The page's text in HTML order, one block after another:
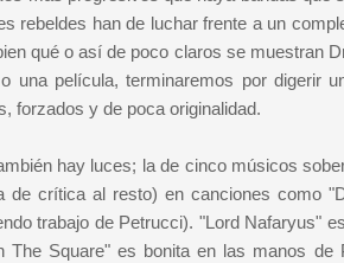
rebeldes han de luchar frente a un
qué o así de poco claros se muestran
una película, terminaremos por digerir
forzados y de poca originalidad.
hay luces; la de cinco músicos
de crítica al resto) en canciones como
trabajo de Petrucci). "Lord Nafaryus"
The Square" es bonita en las manos